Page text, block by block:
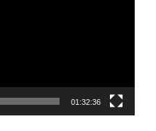
01:32:36